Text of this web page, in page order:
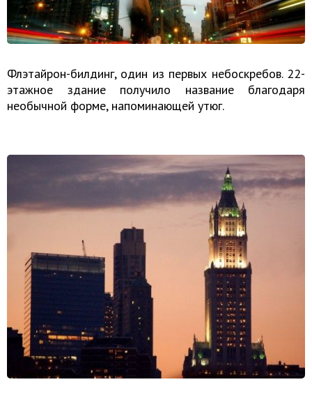
Флэтайрон-билдинг, один из первых небоскребов. 22-
этажное здание получило название благодаря
необычной форме, напоминающей утюг.